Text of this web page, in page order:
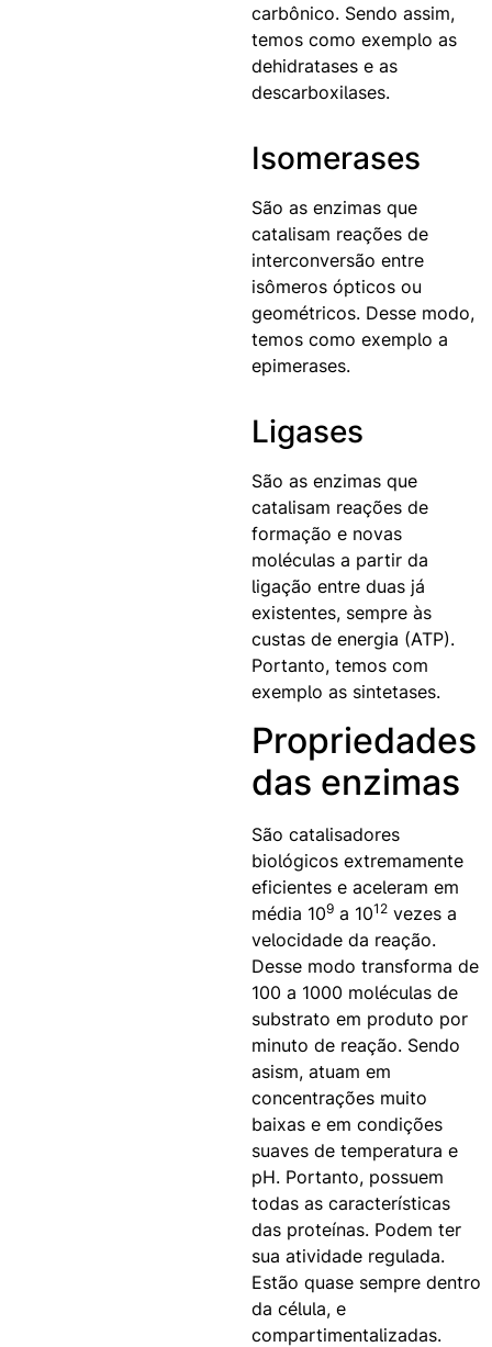
carbônico. Sendo assim,
temos como exemplo as
dehidratases e as
descarboxilases.
Isomerases
São as enzimas que
catalisam reações de
interconversão entre
isômeros ópticos ou
geométricos. Desse modo,
temos como exemplo a
epimerases.
Ligases
São as enzimas que
catalisam reações de
formação e novas
moléculas a partir da
ligação entre duas já
existentes, sempre às
custas de energia (ATP).
Portanto, temos com
exemplo as sintetases.
Propriedades
das enzimas
São catalisadores
biológicos extremamente
eficientes e aceleram em
média 109 a 1012 vezes a
velocidade da reação.
Desse modo transforma de
100 a 1000 moléculas de
substrato em produto por
minuto de reação. Sendo
asism, atuam em
concentrações muito
baixas e em condições
suaves de temperatura e
pH. Portanto, possuem
todas as características
das proteínas. Podem ter
sua atividade regulada.
Estão quase sempre dentro
da célula, e
compartimentalizadas.